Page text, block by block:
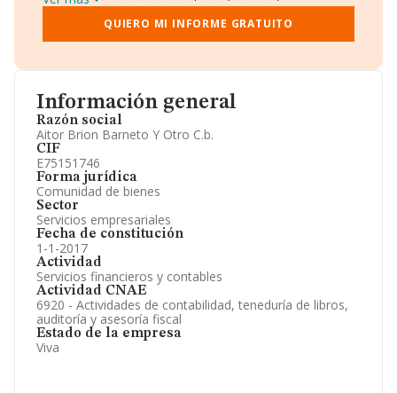
Información general
Razón social
Aitor Brion Barneto Y Otro C.b.
CIF
E75151746
Forma jurídica
Comunidad de bienes
Sector
Servicios empresariales
Fecha de constitución
1-1-2017
Actividad
Servicios financieros y contables
Actividad CNAE
6920 - Actividades de contabilidad, teneduría de libros,
auditoría y asesoría fiscal
Estado de la empresa
Viva
Gráficos de Evolución Ventas y Empleados.
Consejo de Administración y Administradores.
Directivos y Ejecutivos.
Información oficial y registral complementaria.
QUIERO MI INFORME GRATUITO